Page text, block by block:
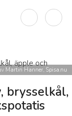
Martin Hanner, Spisa.nu
brysselkål,